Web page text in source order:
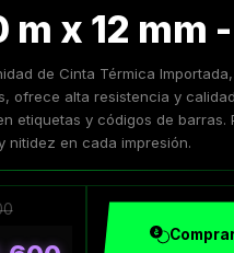
x 12 mm
de Cinta Térmica Importada,
ofrece alta resistencia y
etiquetas y códigos de barras.
nitidez en cada impresión.